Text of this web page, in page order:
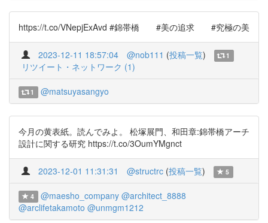
https://t.co/VNepjExAvd #錦帯橋 #美の追求 #究極の美
2023-12-11 18:57:04 @nob111 (投稿一覧) 1
リツイート・ネットワーク (1)
1 @matsuyasangyo
今月の黄表紙。読んでみよ。 松塚展門、和田章:錦帯橋アーチ
設計に関する研究 https://t.co/3OumYMgnct
2023-12-01 11:31:31 @structrc (投稿一覧) 5
4 @maesho_company @architect_8888
@arclifetakamoto @unmgm1212